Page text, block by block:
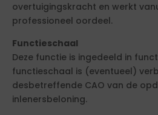
overtuigingskracht en werkt
professioneel oordeel.
Functieschaal
Deze functie is ingedeeld in
functieschaal is (eventueel)
desbetreffende CAO van de
inlenersbeloning.